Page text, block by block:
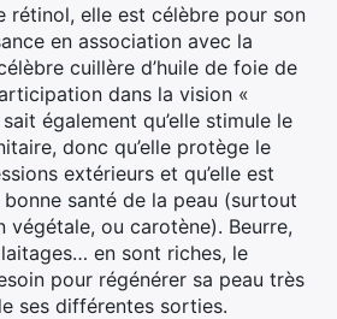
rétinol, elle est célèbre pour son
en association avec la
cuillère d’huile de foie de
dans la vision «
également qu’elle stimule le
donc qu’elle protège le
extérieurs et qu’elle est
bonne santé de la peau (surtout
végétale, ou carotène). Beurre,
en sont riches, le
pour régénérer sa peau très
ses différentes sorties.